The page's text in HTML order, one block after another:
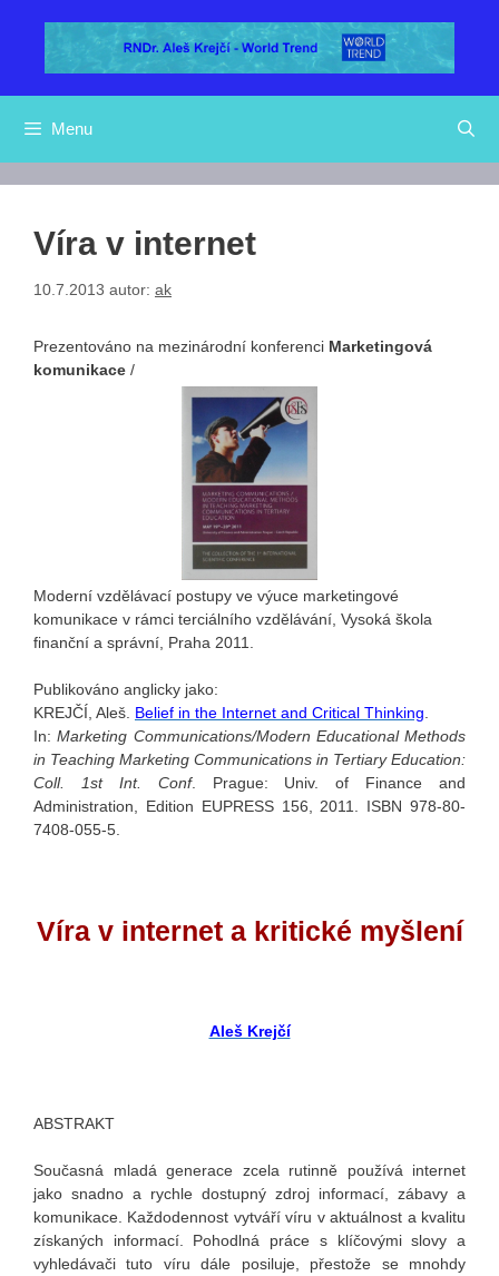
Menu
Víra v internet
10.7.2013 autor: ak
Prezentováno na mezinárodní konferenci Marketingová
komunikace /
Moderní vzdělávací postupy ve výuce marketingové
komunikace v rámci terciálního vzdělávání, Vysoká škola
finanční a správní, Praha 2011.
Publikováno anglicky jako:
KREJČÍ, Aleš. Belief in the Internet and Critical Thinking
In:Marketing Communications/Modern Educational Methods
in Teaching Marketing Communications in Tertiary Education:
Coll. 1st Int. Conf. Prague: Univ. of Finance and
Administration, Edition EUPRESS 156, 2011. ISBN 978-80-
7408-055-5.
Víra v internet akritické myšlení
Aleš Krejčí
ABSTRAKT
Současná mladá generace zcela rutinně používá internet
jako snadno a rychle dostupný zdroj informací, zábavy a
komunikace. Každodennost vytváří víru v aktuálnost a kvalitu
získaných informací. Pohodlná práce s klíčovými slovy a
vyhledávači tuto víru dále posiluje, přestože se mnohdy